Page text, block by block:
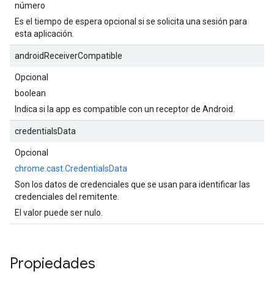
número
Es el tiempo de espera opcional si se solicita una sesión para
esta aplicación.
androidReceiverCompatible
Opcional
boolean
Indica si la app es compatible con un receptor de Android.
credentialsData
Opcional
chrome.cast.CredentialsData
Son los datos de credenciales que se usan para identificar las
credenciales del remitente.
El valor puede ser nulo.
Propiedades